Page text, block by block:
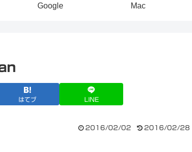
Google Mac
はてブ LINE
2016/02/02 2016/02/28